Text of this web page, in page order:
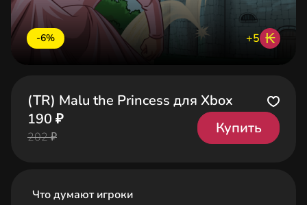
-6% +5 ₭
(TR) Malu the Princess для Xbox
190 ₽
202 ₽
Купить
Что думают игроки